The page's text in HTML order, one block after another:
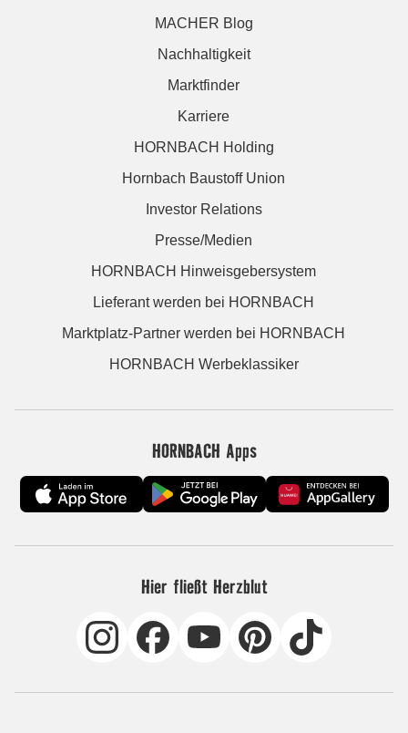
MACHER Blog
Nachhaltigkeit
Marktfinder
Karriere
HORNBACH Holding
Hornbach Baustoff Union
Investor Relations
Presse/Medien
HORNBACH Hinweisgebersystem
Lieferant werden bei HORNBACH
Marktplatz-Partner werden bei HORNBACH
HORNBACH Werbeklassiker
HORNBACH Apps
Hier fließt Herzblut